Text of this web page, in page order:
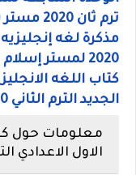
ترم ثان 2020 مستر سعيد الحيت
مذكرة لغه إنجليزيه
2020 لمستر إسلام احمد
كتاب اللغه
الجديد الترم الثاني 2020
معلومات حول
الاول الاعدادي الترم